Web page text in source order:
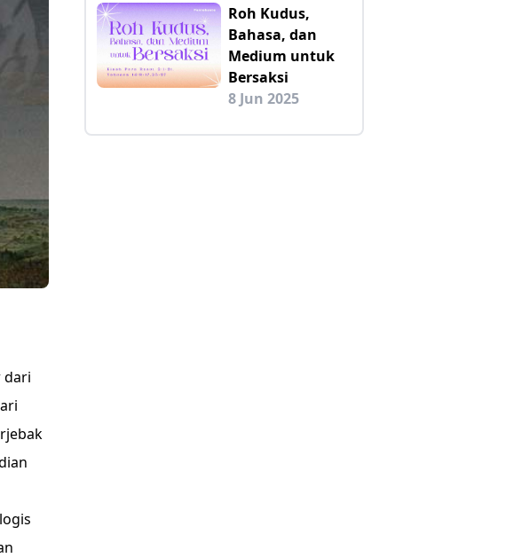
dari
Roh Kudus,
Bahasa, dan
Medium untuk
Bersaksi
8 Jun 2025